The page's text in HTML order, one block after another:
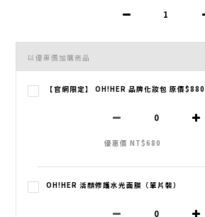
以優惠價加購商品
【官網限定】 OH!HER 品牌化妝包 原價$880
優惠價 NT$680
OH!HER 活顏修護水光面膜（單片裝）